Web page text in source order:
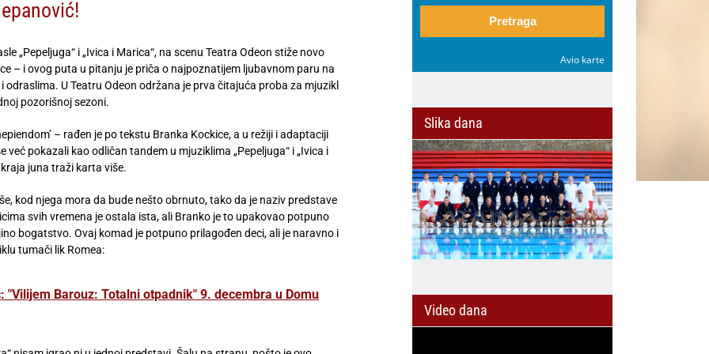
„Pepeljuga“ i „Ivica i Marica“, na scenu Teatra Odeon stiže novo
– i ovog puta u pitanju je priča o najpoznatijem ljubavnom paru na
odraslima. U Teatru Odeon održana je prva čitajuća proba za mjuzikl
pozorišnoj sezoni.
– rađen je po tekstu Branka Kockice, a u režiji i adaptaciji
pokazali kao odličan tandem u mjuziklima „Pepeljuga“ i „Ivica i
juna traži karta više.
kod njega mora da bude nešto obrnuto, tako da je naziv predstave
svih vremena je ostala ista, ali Branko je to upakovao potpuno
bogatstvo. Ovaj komad je potpuno prilagođen deci, ali je naravno i
tumači lik Romea:
"Vilijem Barouz: Totalni otpadnik" 9. decembra u Domu
Pretraga
Avio karte
Slika dana
Video dana